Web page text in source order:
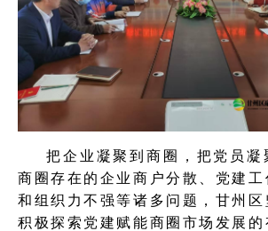
把企业凝聚到商圈，把党员凝
商圈存在的企业商户分散、党建工
和组织力不强等诸多问题，甘州区
积极探索党建赋能商圈市场发展的